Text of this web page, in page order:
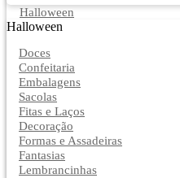
Halloween
Halloween
Doces
Confeitaria
Embalagens
Sacolas
Fitas e Laços
Decoração
Formas e Assadeiras
Fantasias
Lembrancinhas